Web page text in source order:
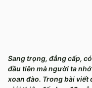
Sang trọng, đẳng cấp,
đầu tiên mà người ta
xoan đào. Trong bài